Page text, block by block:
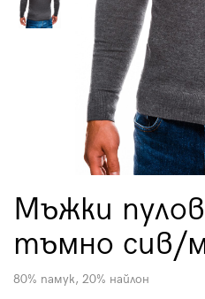
Мъжки
тъмно сив/
80% памук, 20% найлон